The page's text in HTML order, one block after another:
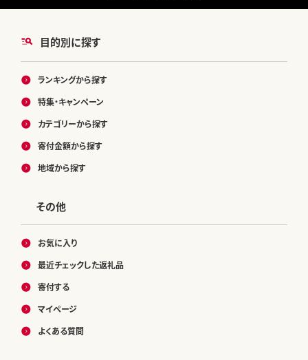
目的別に探す
ランキングから探す
特集・キャンペーン
カテゴリーから探す
寄付金額から探す
地域から探す
その他
お気に入り
最近チェックした返礼品
寄付する
マイページ
よくある質問